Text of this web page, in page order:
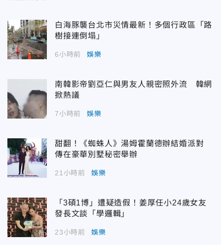
白海豚襲台北市災情最新！多個行政區「路
樹接連倒塌」
6小時前 娛樂
南韓影帝劉亞仁與男友人親密照外流 韓網
掀熱議
7小時前 娛樂
甜翻！《蜘蛛人》湯姆霍蘭德辦結婚派對
傳在豪華別墅秘密舉辦
21小時前 娛樂
「3碩1博」遭疑造假！姜厚任小24歲女友
發長文談「學邏輯」
23小時前 娛樂